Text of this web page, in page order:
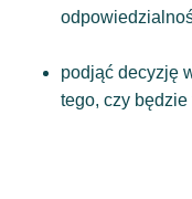
podjąć decyzję
tego, czy